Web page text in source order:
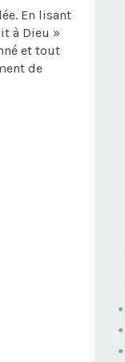
En lisant
à Dieu »
et tout
de